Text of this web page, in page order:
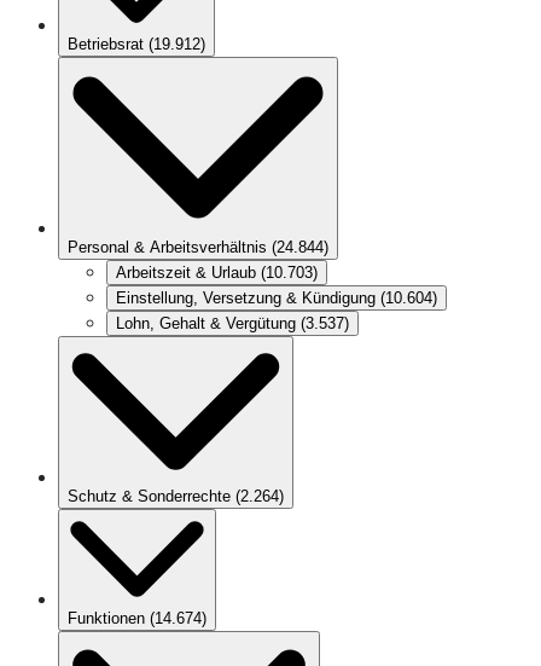
Betriebsrat (19.912)
Personal & Arbeitsverhältnis (24.844)
Arbeitszeit & Urlaub (10.703)
Einstellung, Versetzung & Kündigung (10.604)
Lohn, Gehalt & Vergütung (3.537)
Schutz & Sonderrechte (2.264)
Funktionen (14.674)